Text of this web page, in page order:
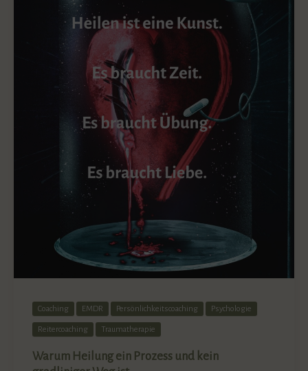
Coaching EMDR Persönlichkeitscoaching Psychologie
Reitercoaching Traumatherapie
Warum Heilung ein Prozess und kein